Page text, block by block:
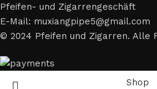
Pfeifen- und Zigarrengeschäft
E-Mail: muxiangpipe5@gmail.com
© 2024 Pfeifen und Zigarren. Alle
Shop